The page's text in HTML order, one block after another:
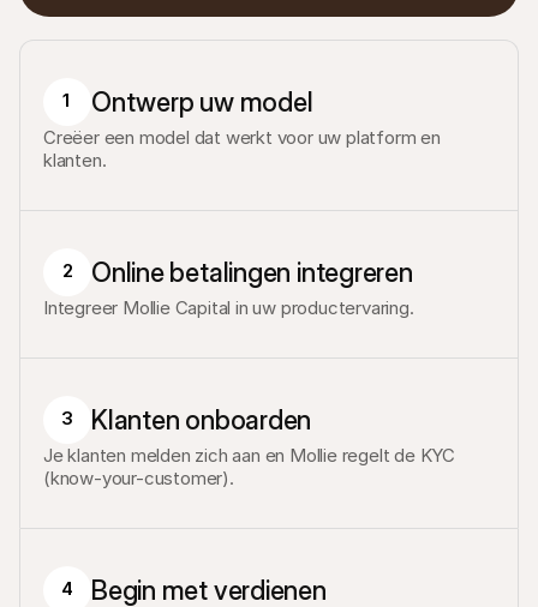
1 Ontwerp uw model
Creëer een model dat werkt voor uw platform en
klanten.
2 Online betalingen integreren
Integreer Mollie Capital in uw productervaring.
3 Klanten onboarden
Je klanten melden zich aan en Mollie regelt de KYC
(know-your-customer).
4 Begin met verdienen